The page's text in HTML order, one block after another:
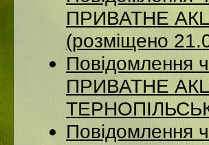
ПРИВАТНЕ
(розміщено
Повідомлення
ПРИВАТНЕ
Повідомлення